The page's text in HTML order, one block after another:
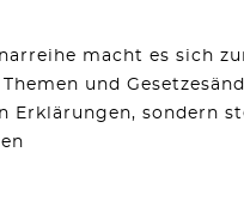
macht es sich
und
Erklärungen, sondern